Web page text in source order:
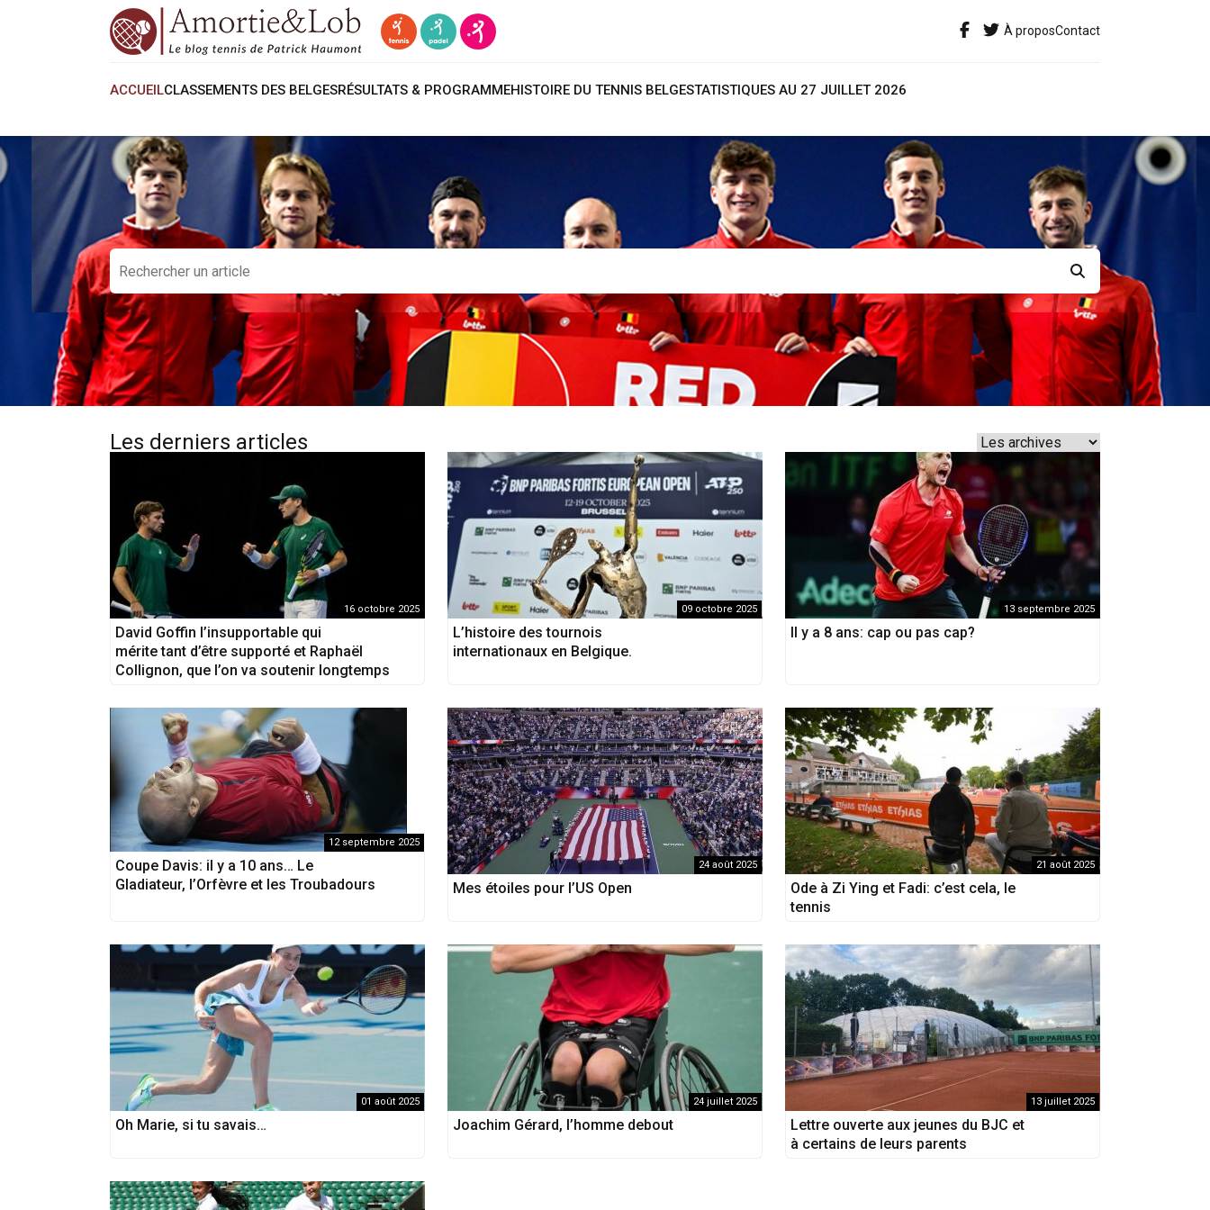
À proposContact
ACCUEILCLASSEMENTS DES BELGESRÉSULTATS & PROGRAMMEHISTOIRE DU TENNIS BELGESTATISTIQUES AU 27 JUILLET 2026
Les derniers articles
16 octobre 2025
David Goffin l’insupportable qui
mérite tant d’être supporté et Raphaël
Collignon, que l’on va soutenir longtemps
09 octobre 2025
L’histoire des tournois
internationaux en Belgique.
13 septembre 2025
Il y a 8 ans: cap ou pas cap?
12 septembre 2025
Coupe Davis: il y a 10 ans… Le
Gladiateur, l’Orfèvre et les Troubadours
24 août 2025
Mes étoiles pour l’US Open
21 août 2025
Ode à Zi Ying et Fadi: c’est cela, le
tennis
01 août 2025
Oh Marie, si tu savais…
24 juillet 2025
Joachim Gérard, l’homme debout
13 juillet 2025
Lettre ouverte aux jeunes du BJC et
à certains de leurs parents